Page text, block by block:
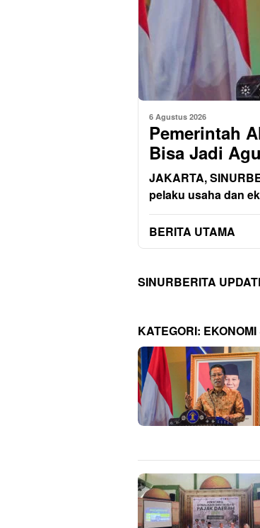
6 Agustus 2026
Pemerintah
Bisa Jadi
JAKARTA,
pelaku usaha dan
BERITA UTAMA
SINURBERITA
KATEGORI: